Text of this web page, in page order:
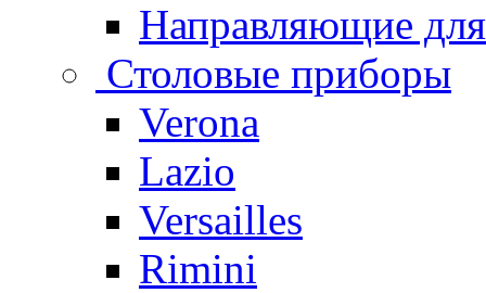
Направляющие
Столовые приборы
Verona
Lazio
Versailles
Rimini